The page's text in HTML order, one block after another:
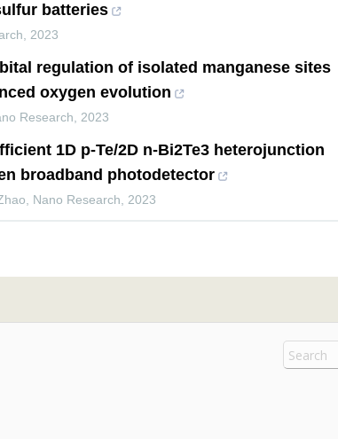
batteries
2023
regulation of isolated manganese sites
oxygen evolution
Research 2023
1D p-Te/2D n-Bi2Te3 heterojunction
broadband photodetector
Nano Research 2023